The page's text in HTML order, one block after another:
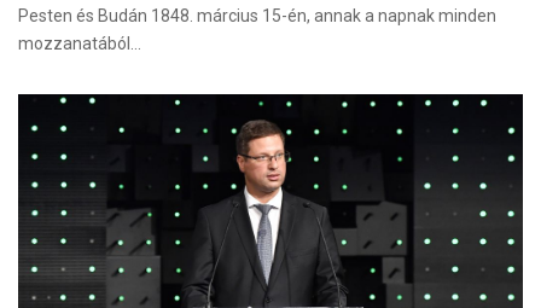
Pesten és Budán 1848. március 15-én, annak a napnak minden
mozzanatából…